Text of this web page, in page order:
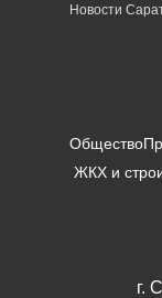
Новости
Общество
ЖКХ и
г.